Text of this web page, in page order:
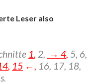
Leser also
1, 2, → 4, 5, 6,
, 15 ←, 16, 17, 18,